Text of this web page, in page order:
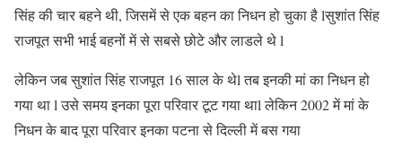
सिंह की चार बहने थी, जिसमें से एक बहन का निधन हो चुका है lसुशांत सिंह
राजपूत सभी भाई बहनों में से सबसे छोटे और लाडले थे l
लेकिन जब सुशांत सिंह राजपूत 16 साल के थेl तब इनकी मां का निधन हो
गया था l उसे समय इनका पूरा परिवार टूट गया थाl लेकिन 2002 में मां के
निधन के बाद पूरा परिवार इनका पटना से दिल्ली में बस गया